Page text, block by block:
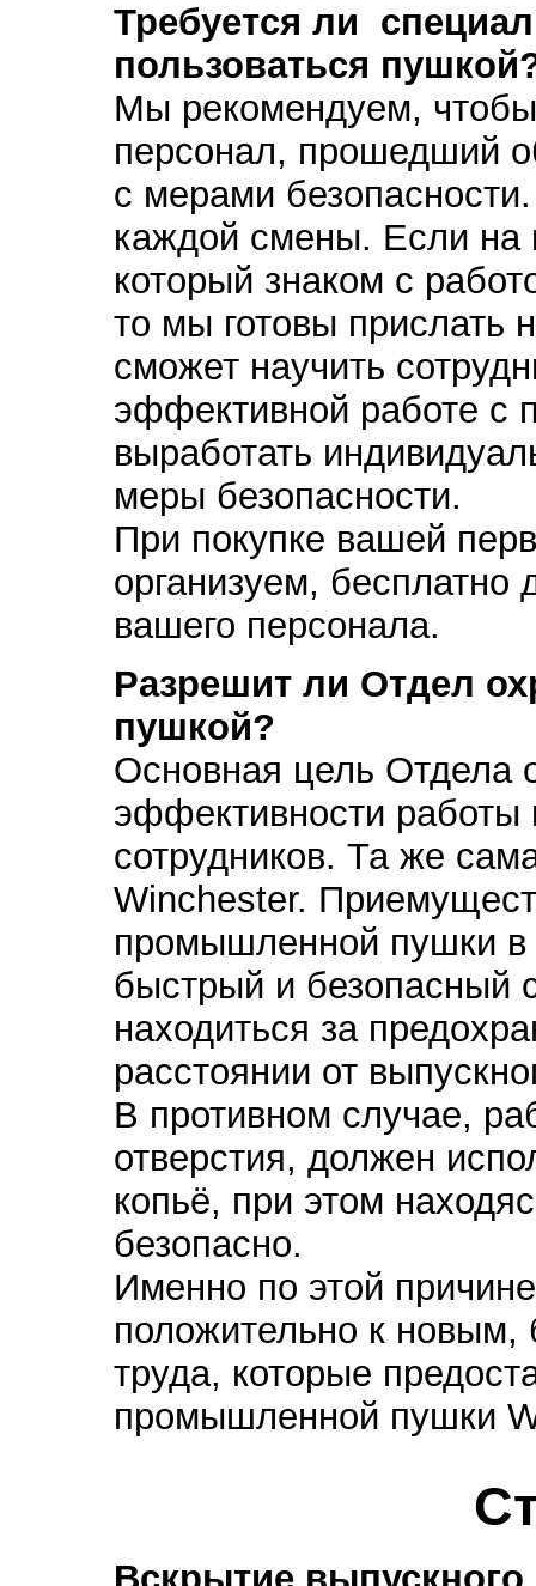
Требуется ли
пользоваться
Мы рекомендуем,
персонал, прошедший
с мерами
каждой смены. Если на
который знаком с
то мы готовы прислать
сможет научить
эффективной работе с
выработать
меры безопасности.
При покупке вашей
организуем,
вашего персонала.
Разрешит ли Отдел
пушкой?
Основная цель Отдела
эффективности работы
сотрудников. Та же
Winchester.
промышленной пушки в
быстрый и безопасный
находиться за
расстоянии от
В противном случае,
отверстия, должен
копьё, при этом
безопасно.
Именно по этой
положительно к
труда, которые
промышленной пушки